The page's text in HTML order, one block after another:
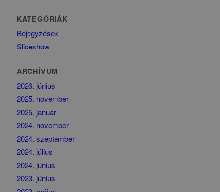
KATEGÓRIÁK
Bejegyzések
Slideshow
ARCHÍVUM
2026. június
2025. november
2025. január
2024. november
2024. szeptember
2024. július
2024. június
2023. június